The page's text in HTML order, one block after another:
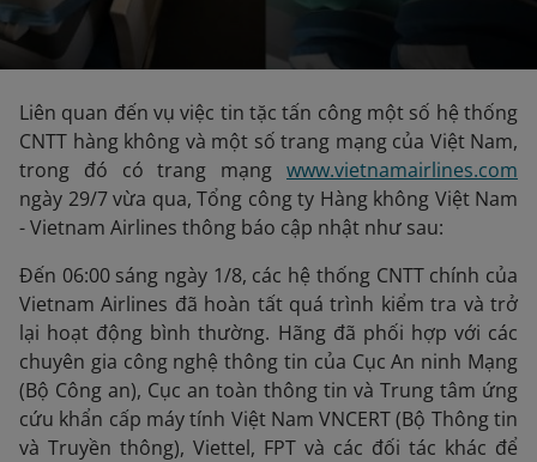
Liên quan đến vụ việc tin tặc tấn công một số hệ thống
CNTT hàng không và một số trang mạng của Việt Nam,
trong đó có trang mạng www.vietnamairlines.com
ngày 29/7 vừa qua, Tổng công ty Hàng không Việt Nam
- Vietnam Airlines thông báo cập nhật như sau:
Đến 06:00 sáng ngày 1/8, các hệ thống CNTT chính của
Vietnam Airlines đã hoàn tất quá trình kiểm tra và trở
lại hoạt động bình thường. Hãng đã phối hợp với các
chuyên gia công nghệ thông tin của Cục An ninh Mạng
(Bộ Công an), Cục an toàn thông tin và Trung tâm ứng
cứu khẩn cấp máy tính Việt Nam VNCERT (Bộ Thông tin
và Truyền thông), Viettel, FPT và các đối tác khác để